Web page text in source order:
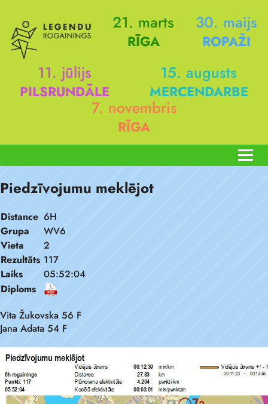
21. marts
RĪGA
30. maijs
ROPAŽI
11. jūlijs
PILSRUNDĀLE
15. augusts
MERCENDARBE
7. novembris
RĪGA
Piedzīvojumu meklējot
Distance 6H
Grupa
WV6
Vieta
2
Rezultāts 117
Laiks
05:52:04
Diploms
Vita Žukovska 56 F
Jana Adata 54 F